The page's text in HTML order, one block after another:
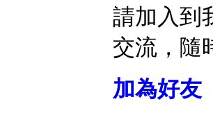
請加入到
交流，隨
加為好友